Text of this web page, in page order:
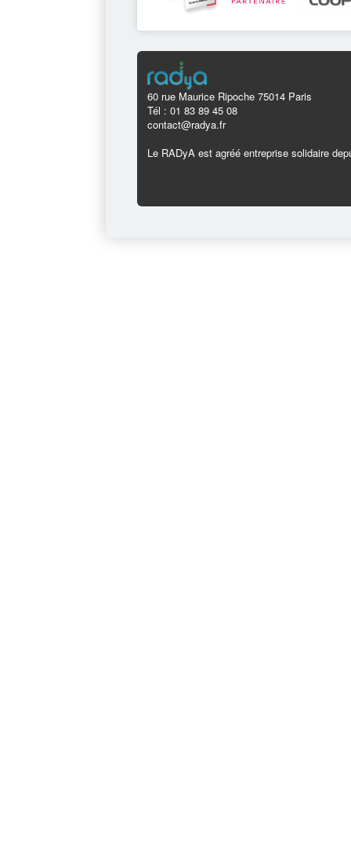
60 rue Maurice Ripoche 75014 Paris
Tél : 01 83 89 45 08
contact@radya.fr
Le RADyA est agréé entreprise solidaire